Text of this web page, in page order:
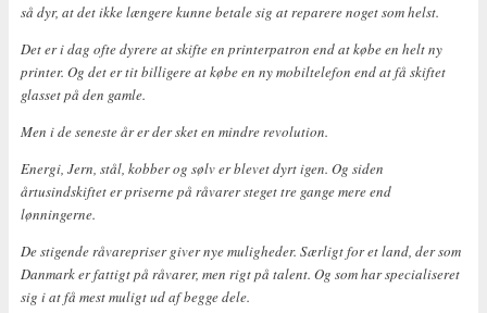
så dyr, at det ikke længere kunne betale sig at reparere noget som helst.
Det er i dag ofte dyrere at skifte en printerpatron end at købe en helt ny
printer. Og det er tit billigere at købe en ny mobiltelefon end at få skiftet
glasset på den gamle.
Men i de seneste år er der sket en mindre revolution.
Energi, Jern, stål, kobber og sølv er blevet dyrt igen. Og siden
årtusindskiftet er priserne på råvarer steget tre gange mere end
lønningerne.
De stigende råvarepriser giver nye muligheder. Særligt for et land, der som
Danmark er fattigt på råvarer, men rigt på talent. Og som har specialiseret
sig i at få mest muligt ud af begge dele.